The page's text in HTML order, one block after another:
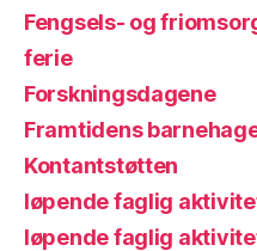
Fengsels- og
ferie
Forskningsdagene
Framtidens
Kontantstøtten
løpende faglig
løpende faglig